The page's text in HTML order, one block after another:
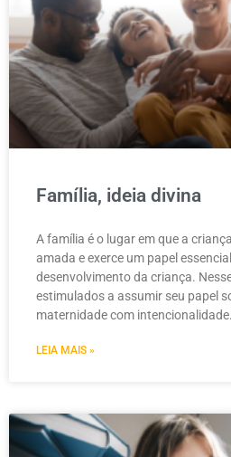
Família, ideia divina
A família é o lugar em que a
amada e exerce um papel
desenvolvimento da criança.
estimulados a assumir seu papel
maternidade com intencionalidade.
LEIA MAIS »